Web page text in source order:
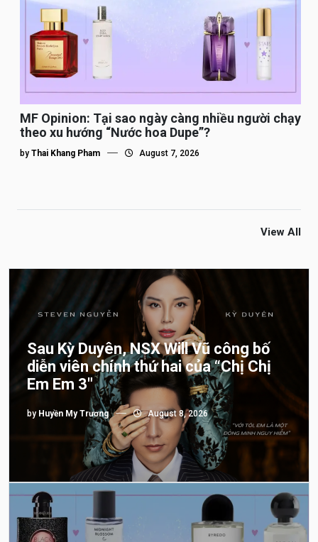
MF Opinion: Tại sao ngày càng nhiều người chạy
theo xu hướng “Nước hoa Dupe”?
by Thai Khang Pham August 7, 2026
View All
Sau Kỳ Duyên, NSX Will Vũ công bố
diễn viên chính thứ hai của “Chị Chị
Em Em 3″
by Huyền My Trương August 8, 2026